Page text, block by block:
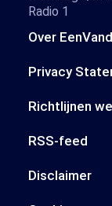
Over
Privacy
Richtlijnen
RSS-feed
Disclaimer
Radio 1